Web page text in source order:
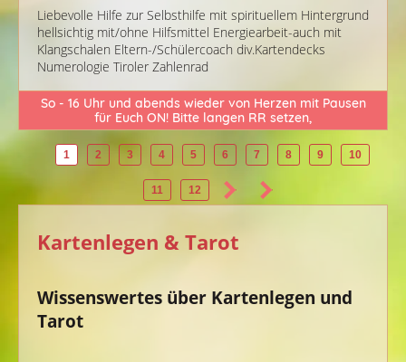
Liebevolle Hilfe zur Selbsthilfe mit spirituellem Hintergrund
hellsichtig mit/ohne Hilfsmittel Energiearbeit-auch mit
Klangschalen Eltern-/Schülercoach div.Kartendecks
Numerologie Tiroler Zahlenrad
So - 16 Uhr und abends wieder von Herzen mit Pausen
für Euch ON! Bitte langen RR setzen,
1 2 3 4 5 6 7 8 9 10
11 12
Kartenlegen & Tarot
Wissenswertes über Kartenlegen und
Tarot